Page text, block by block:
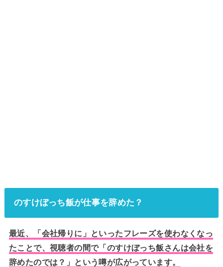
のすけぼっち飯が仕事を辞めた？
最近、「会社帰りに」といったフレーズを使わなくなっ
たことで、視聴者の間で「のすけぼっち飯さんは会社を
辞めたのでは？」という噂が広がっています。